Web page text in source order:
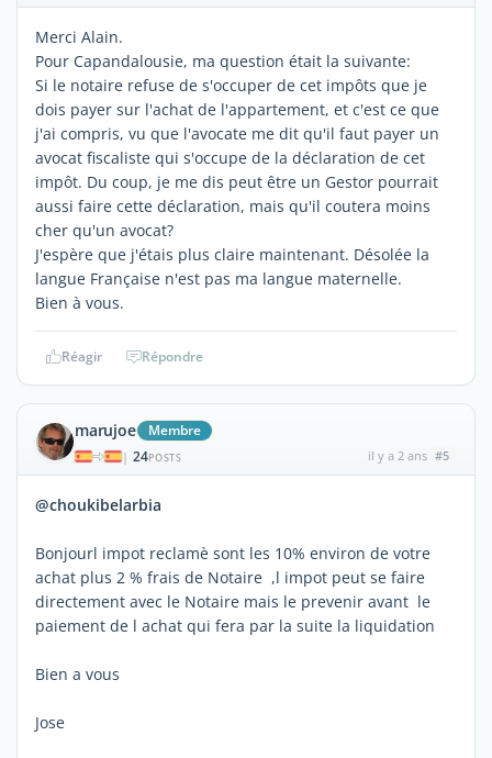
Merci Alain.
Pour Capandalousie, ma question était la suivante:
Si le notaire refuse de s'occuper de cet impôts que je
dois payer sur l'achat de l'appartement, et c'est ce que
j'ai compris, vu que l'avocate me dit qu'il faut payer un
avocat fiscaliste qui s'occupe de la déclaration de cet
impôt. Du coup, je me dis peut être un Gestor pourrait
aussi faire cette déclaration, mais qu'il coutera moins
cher qu'un avocat?
J'espère que j'étais plus claire maintenant. Désolée la
langue Française n'est pas ma langue maternelle.
Bien à vous.
Réagir Répondre
marujoe Membre
| 24POSTS il y a 2 ans #5
@choukibelarbia
Bonjourl impot reclamè sont les 10% environ de votre
achat plus 2 % frais de Notaire ,l impot peut se faire
directement avec le Notaire mais le prevenir avant le
paiement de l achat qui fera par la suite la liquidation
Bien a vous
Jose